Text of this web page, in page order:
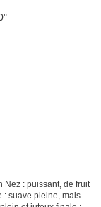
Nez : puissant, de fruit
: suave pleine, mais